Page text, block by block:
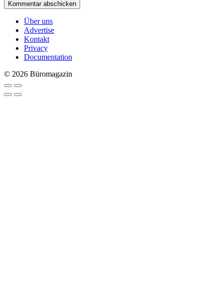
Über uns
Advertise
Kontakt
Privacy
Documentation
© 2026 Büromagazin